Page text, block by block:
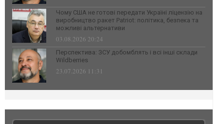
Чому США не готові передати Україні ліцензію на
виробництво ракет Patriot: політика, безпека та
можливі альтернативи
03.08.2026 20:24
Перспектива: ЗСУ добомблять і всі інші склади
Wildberries
23.07.2026 11:31